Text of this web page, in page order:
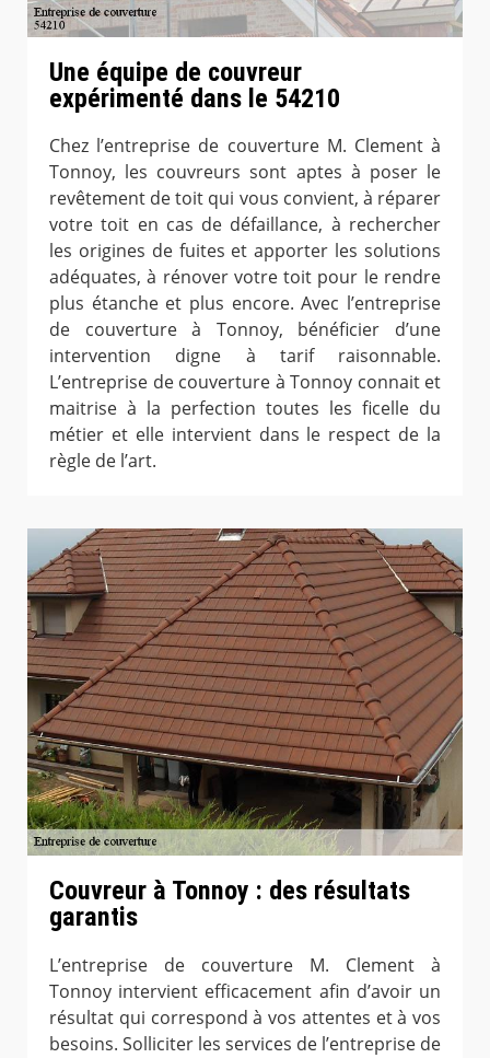
Une équipe de couvreur
expérimenté dans le 54210
Chez l’entreprise de couverture M. Clement à
Tonnoy, les couvreurs sont aptes à poser le
revêtement de toit qui vous convient, à réparer
votre toit en cas de défaillance, à rechercher
les origines de fuites et apporter les solutions
adéquates, à rénover votre toit pour le rendre
plus étanche et plus encore. Avec l’entreprise
de couverture à Tonnoy, bénéficier d’une
intervention digne à tarif raisonnable.
L’entreprise de couverture à Tonnoy connait et
maitrise à la perfection toutes les ficelle du
métier et elle intervient dans le respect de la
règle de l’art.
Couvreur à Tonnoy : des résultats
garantis
L’entreprise de couverture M. Clement à
Tonnoy intervient efficacement afin d’avoir un
résultat qui correspond à vos attentes et à vos
besoins. Solliciter les services de l’entreprise de